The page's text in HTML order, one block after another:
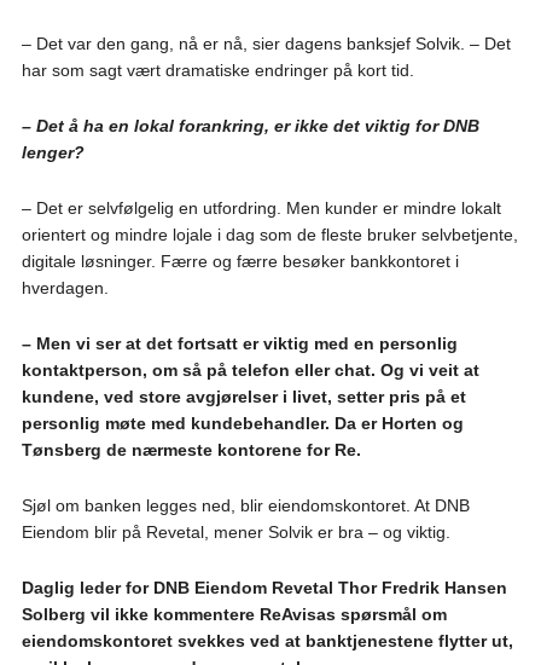
– Det var den gang, nå er nå, sier dagens banksjef Solvik. – Det
har som sagt vært dramatiske endringer på kort tid.
– Det å ha en lokal forankring, er ikke det viktig for DNB
lenger?
– Det er selvfølgelig en utfordring. Men kunder er mindre lokalt
orientert og mindre lojale i dag som de fleste bruker selvbetjente,
digitale løsninger. Færre og færre besøker bankkontoret i
hverdagen.
– Men vi ser at det fortsatt er viktig med en personlig
kontaktperson, om så på telefon eller chat. Og vi veit at
kundene, ved store avgjørelser i livet, setter pris på et
personlig møte med kundebehandler. Da er Horten og
Tønsberg de nærmeste kontorene for Re.
Sjøl om banken legges ned, blir eiendomskontoret. At DNB
Eiendom blir på Revetal, mener Solvik er bra – og viktig.
Daglig leder for DNB Eiendom Revetal Thor Fredrik Hansen
Solberg vil ikke kommentere ReAvisas spørsmål om
eiendomskontoret svekkes ved at banktjenestene flytter ut,